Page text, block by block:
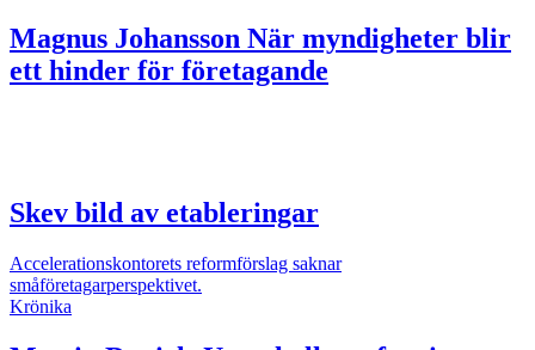
Magnus Johansson När myndigheter blir
ett hinder för företagande
Skev bild av etableringar
Accelerationskontorets reformförslag saknar
småföretagarperspektivet.
Krönika